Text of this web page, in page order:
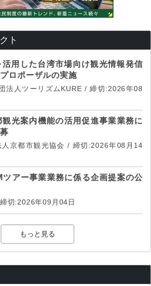
ト
用した台湾市場向け観光情報発信
ロポーザルの実施
法人ツーリズムKURE / 締切:2026年08
光案内機能の活用促進事業業務に
人京都市観光協会 / 締切:2026年08月14
ツアー事業業務に係る企画提案の公
切:2026年09月04日
もっと見る